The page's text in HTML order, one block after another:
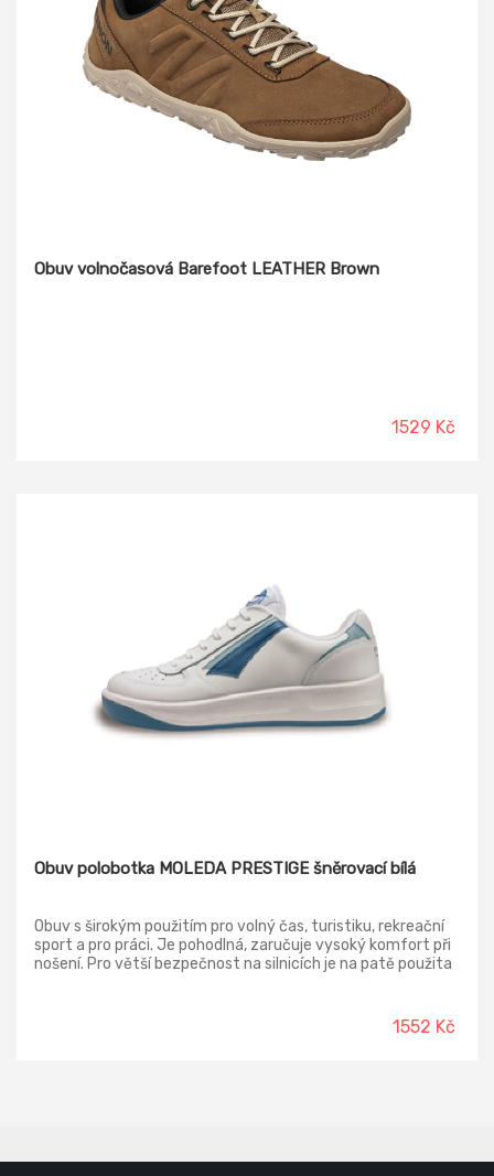
Obuv volnočasová Barefoot LEATHER Brown
1529 Kč
Obuv polobotka MOLEDA PRESTIGE šněrovací bílá
Obuv s širokým použitím pro volný čas, turistiku, rekreační
sport a pro práci. Je pohodlná, zaručuje vysoký komfort při
nošení. Pro větší bezpečnost na silnicích je na patě použita
1552 Kč